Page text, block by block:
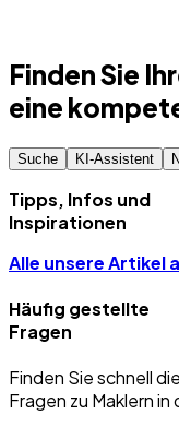
Finden Sie
eine
Suche KI-Assistent
Tipps, Infos und
Inspirationen
Alle unsere Artikel
Häufig gestellte
Fragen
Finden Sie schnell
Fragen zu Maklern